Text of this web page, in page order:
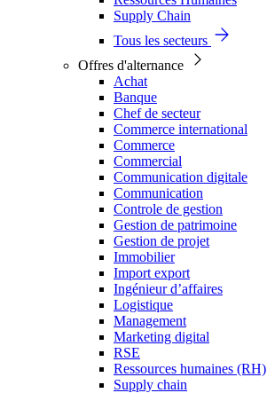
Supply Chain
Tous les secteurs
Offres d'alternance
Achat
Banque
Chef de secteur
Commerce international
Commerce
Commercial
Communication digitale
Communication
Controle de gestion
Gestion de patrimoine
Gestion de projet
Immobilier
Import export
Ingénieur d’affaires
Logistique
Management
Marketing digital
RSE
Ressources humaines (RH)
Supply chain